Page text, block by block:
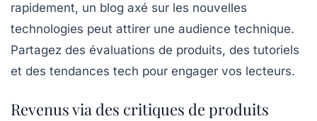
rapidement, un blog axé sur les nouvelles
technologies peut attirer une audience technique.
Partagez des évaluations de produits, des tutoriels
et des tendances tech pour engager vos lecteurs.
Revenus via des critiques de produits